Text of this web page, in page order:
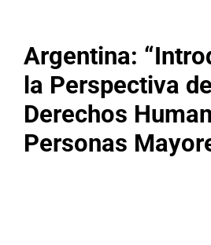
Buenas
Argentina:
la Perspectiva
Derechos
Personas